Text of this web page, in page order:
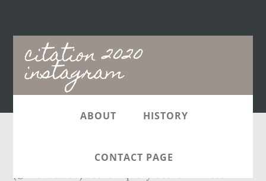
citation 2020
instagram
Main
navigation
ABOUT HISTORY
CONTACT PAGE
The latest Tweets from Krevettozorus